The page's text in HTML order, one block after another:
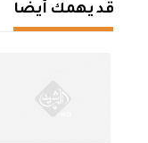
قد يهمك أيضا